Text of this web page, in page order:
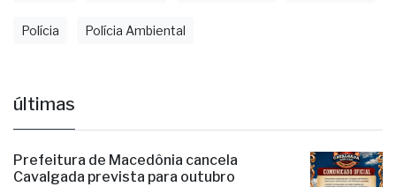
Polícia Polícia Ambiental
últimas
Prefeitura de Macedônia cancela
Cavalgada prevista para outubro